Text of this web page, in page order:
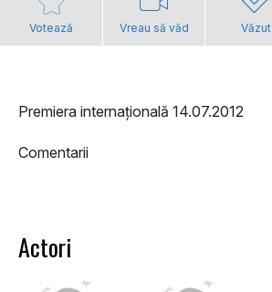
Votează Vreau să văd Văzut
Premiera internațională 14.07.2012
Comentarii
Actori